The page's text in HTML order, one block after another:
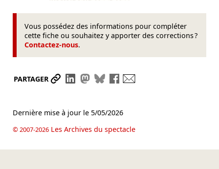
Vous possédez des informations pour compléter
cette fiche ou souhaitez y apporter des corrections ?
Contactez-nous.
PARTAGER Partager le lien
Partager sur LinkedIn
Partager sur Mastodon
Partager sur Bluesky
Partager sur Facebook
Dernière mise à jour le 5/05/2026
© 2007-2026Les Archives du spectacle